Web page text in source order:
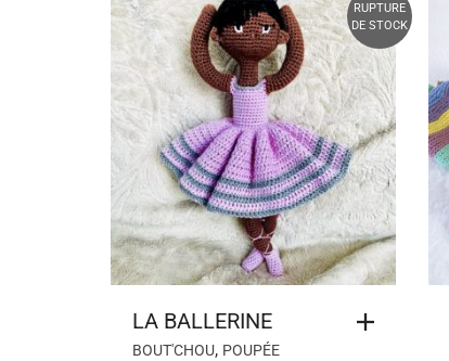
RUPTURE
DE STOCK
LA BALLERINE
BOUT'CHOU, POUPÉE